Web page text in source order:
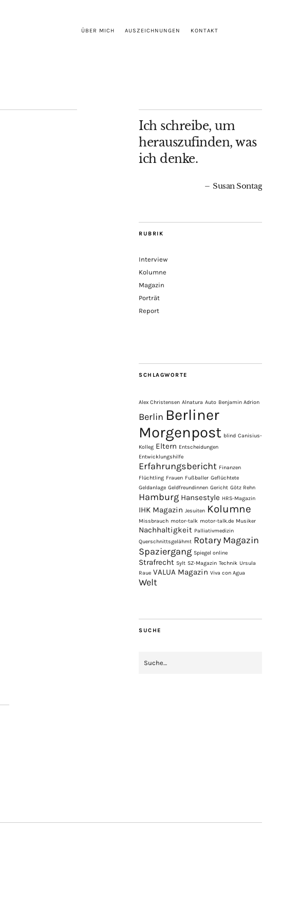
ÜBER MICH AUSZEICHNUNGEN KONTAKT
Ich schreibe, um
herauszufinden, was
ich denke.
Susan Sontag
RUBRIK
Interview
Kolumne
Magazin
Porträt
Report
SCHLAGWORTE
Alex Christensen Alnatura Auto Benjamin Adrion
Berlin Berliner
Morgenpost blind Canisius-
Kolleg Eltern Entscheidungen
Entwicklungshilfe
Erfahrungsbericht Finanzen
Flüchtling Frauen Fußballer Geflüchtete
Geldanlage Geldfreundinnen Gericht Götz Rehn
Hamburg Hansestyle HRS-Magazin
IHK Magazin Jesuiten Kolumne
Missbrauch motor-talk motor-talk.de Musiker
Nachhaltigkeit Palliativmedizin
Querschnittsgelähmt Rotary Magazin
Spaziergang Spiegel online
Strafrecht Sylt SZ-Magazin Technik Ursula
Raue VALUA Magazin Viva con Agua
Welt
SUCHE